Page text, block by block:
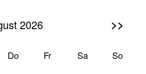
2026 >>
Do Fr Sa So